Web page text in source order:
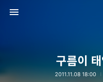
구름이
2011.11.08 18:00